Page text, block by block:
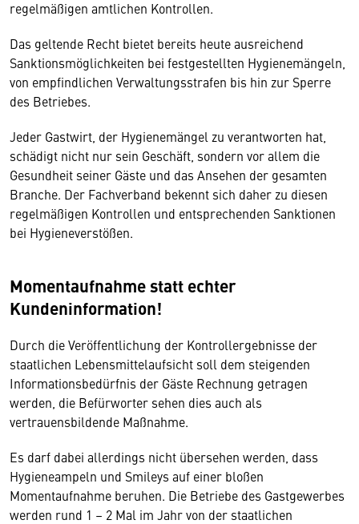
regelmäßigen amtlichen Kontrollen.
Das geltende Recht bietet bereits heute ausreichend
Sanktionsmöglichkeiten bei festgestellten Hygienemängeln,
von empfindlichen Verwaltungsstrafen bis hin zur Sperre
des Betriebes.
Jeder Gastwirt, der Hygienemängel zu verantworten hat,
schädigt nicht nur sein Geschäft, sondern vor allem die
Gesundheit seiner Gäste und das Ansehen der gesamten
Branche. Der Fachverband bekennt sich daher zu diesen
regelmäßigen Kontrollen und entsprechenden Sanktionen
bei Hygieneverstößen.
Momentaufnahme statt echter
Kundeninformation!
Durch die Veröffentlichung der Kontrollergebnisse der
staatlichen Lebensmittelaufsicht soll dem steigenden
Informationsbedürfnis der Gäste Rechnung getragen
werden, die Befürworter sehen dies auch als
vertrauensbildende Maßnahme.
Es darf dabei allerdings nicht übersehen werden, dass
Hygieneampeln und Smileys auf einer bloßen
Momentaufnahme beruhen. Die Betriebe des Gastgewerbes
werden rund 1 – 2 Mal im Jahr von der staatlichen